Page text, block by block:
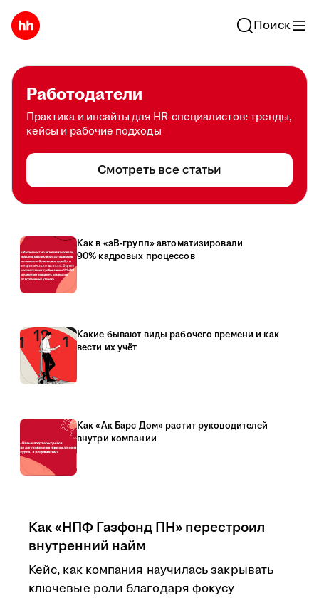
Поиск
Работодатели
Практика и инсайты для HR-специалистов: тренды,
кейсы и рабочие подходы
Смотреть все статьи
Как в «эВ-групп» автоматизировали
90% кадровых процессов
Какие бывают виды рабочего времени и как
вести их учёт
Как «Ак Барс Дом» растит руководителей
внутри компании
Как «НПФ Газфонд ПН» перестроил
внутренний найм
Кейс, как компания научилась закрывать
ключевые роли благодаря фокусу